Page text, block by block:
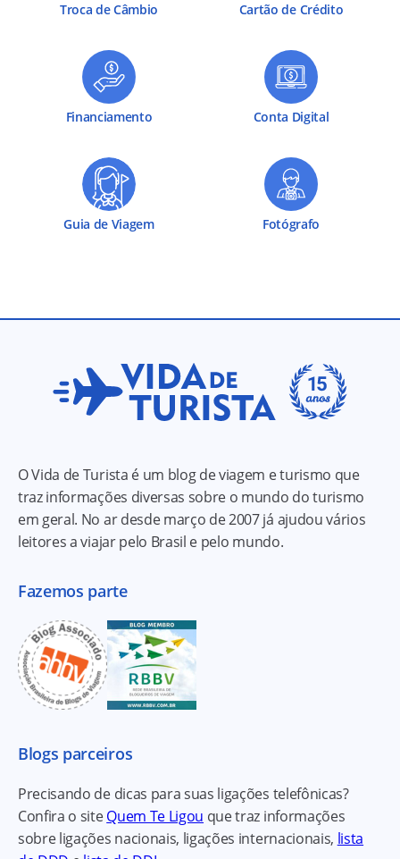
Troca de Câmbio Cartão de Crédito
Financiamento Conta Digital
Guia de Viagem Fotógrafo
O Vida de Turista é um blog de viagem e turismo que
traz informações diversas sobre o mundo do turismo
em geral. No ar desde março de 2007 já ajudou vários
leitores a viajar pelo Brasil e pelo mundo.
Fazemos parte
Blogs parceiros
Precisando de dicas para suas ligações telefônicas?
Confira o siteQuem Te Ligou que traz informações
sobre ligações nacionais, ligações internacionais, lista